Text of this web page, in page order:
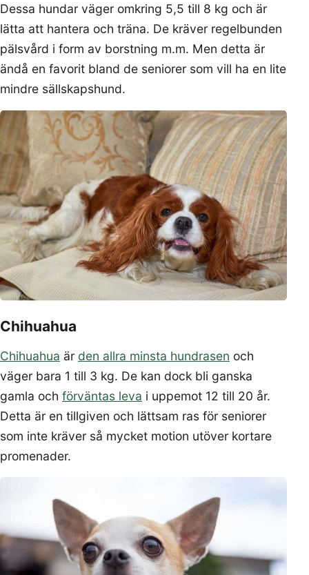
Dessa hundar väger omkring 5,5 till 8 kg och är
lätta att hantera och träna. De kräver regelbunden
pälsvård i form av borstning m.m. Men detta är
ändå en favorit bland de seniorer som vill ha en lite
mindre sällskapshund.
Chihuahua
Chihuahua är den allra minsta hundrasen och
väger bara 1 till 3 kg. De kan dock bli ganska
gamla och förväntas leva i uppemot 12 till 20 år.
Detta är en tillgiven och lättsam ras för seniorer
som inte kräver så mycket motion utöver kortare
promenader.